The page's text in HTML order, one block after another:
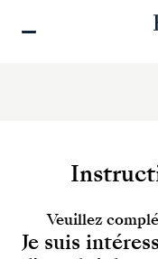
Veuillez
Je suis